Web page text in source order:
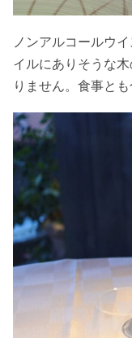
ノンアルコールウ
イルにありそうな
りません。食事とも